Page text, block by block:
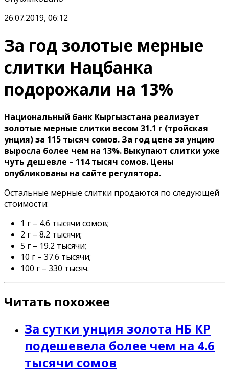
26.07.2019, 06:12
За год золотые мерные
слитки Нацбанка
подорожали на 13%
Национальный банк Кыргызстана реализует
золотые мерные слитки весом 31.1 г (тройская
унция) за 115 тысяч сомов. За год цена за унцию
выросла более чем на 13%. Выкупают слитки уже
чуть дешевле – 114 тысяч сомов. Цены
опубликованы на сайте регулятора.
Остальные мерные слитки продаются по следующей
стоимости:
1 г – 4.6 тысячи сомов;
2 г – 8.2 тысячи;
5 г – 19.2 тысячи;
10 г – 37.6 тысячи;
100 г – 330 тысяч.
Читать похожее
За сутки унция золота НБ КР
подешевела более чем на 4.6
тысячи сомов